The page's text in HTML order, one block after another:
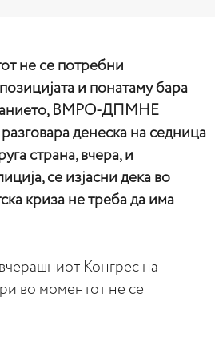
не се потребни
и понатаму бара
ВМРО-ДПМНЕ
денеска на седница
страна, вчера, и
се изјасни дека во
криза не треба да има
Конгрес на
во моментот не се